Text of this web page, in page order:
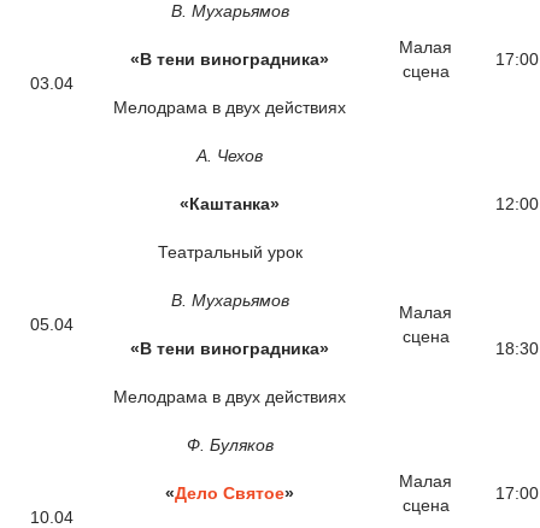
03.04
В. Мухарьямов
«В тени виноградника»
Мелодрама в двух действиях
Малая
сцена
17:00
05.04
А. Чехов
«Каштанка»
Театральный урок
Малая
сцена
12:00
В. Мухарьямов
«В тени виноградника»
Мелодрама в двух действиях
18:30
10.04
Ф. Буляков
«Дело Святое»
Малая
сцена
17:00